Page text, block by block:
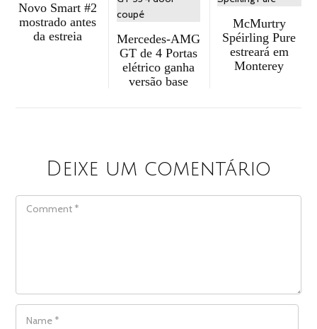
Novo Smart #2
mostrado antes
da estreia
Mercedes-AMG
GT de 4 Portas
elétrico ganha
versão base
McMurtry
Spéirling Pure
estreará em
Monterey
Deixe um comentário